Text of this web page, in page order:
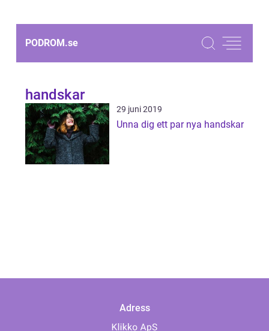
PODROM.se
handskar
29 juni 2019
Unna dig ett par nya handskar
Adress